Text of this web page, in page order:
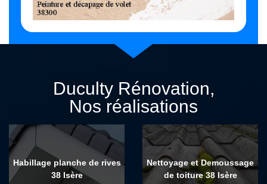
Duculty Rénovation,
Nos réalisations
Habillage planche de rives
38 Isère
Nettoyage et Demoussage
de toiture 38 Isère